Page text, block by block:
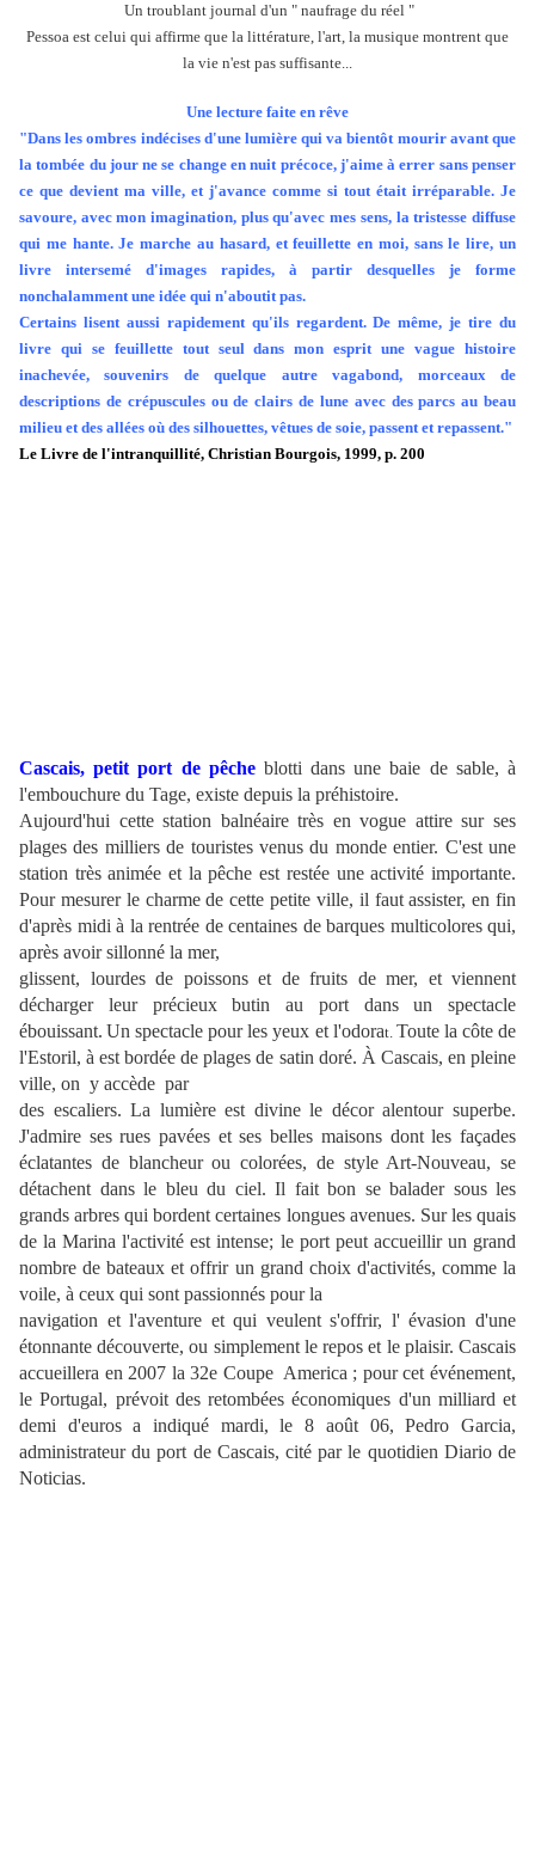
Un troublant journal d'un " naufrage du réel "
Pessoa est celui qui affirme que la littérature, l'art, la musique montrent que
la vie n'est pas suffisante...
Une lecture faite en rêve
"Dans les ombres indécises d'une lumière qui va bientôt mourir avant que
la tombée du jour ne se change en nuit précoce, j'aime à errer sans penser
ce que devient ma ville, et j'avance comme si tout était irréparable. Je
savoure, avec mon imagination, plus qu'avec mes sens, la tristesse diffuse
qui me hante. Je marche au hasard, et feuillette en moi, sans le lire, un
livre intersemé d'images rapides, à partir desquelles je forme
nonchalamment une idée qui n'aboutit pas.
Certains lisent aussi rapidement qu'ils regardent. De même, je tire du
livre qui se feuillette tout seul dans mon esprit une vague histoire
inachevée, souvenirs de quelque autre vagabond, morceaux de
descriptions de crépuscules ou de clairs de lune avec des parcs au beau
milieu et des allées où des silhouettes, vêtues de soie, passent et repassent."
Le Livre de l'intranquillité, Christian Bourgois, 1999, p. 200
Cascais, petit port de pêche blotti dans une baie de sable, à
l'embouchure du Tage, existe depuis la préhistoire.
Aujourd'hui cette station balnéaire très en vogue attire sur ses
plages des milliers de touristes venus du monde entier. C'est une
station très animée et la pêche est restée une activité importante.
Pour mesurer le charme de cette petite ville, il faut assister, en fin
d'après midi à la rentrée de centaines de barques multicolores qui,
après avoir sillonné la mer,
glissent, lourdes de poissons et de fruits de mer, et viennent
décharger leur précieux butin au port dans un spectacle
ébouissant. Un spectacle pour les yeux et l'odorat. Toute la côte de
l'Estoril, à est bordée de plages de satin doré. À Cascais, en pleine
ville, on y accède par
des escaliers. La lumière est divine le décor alentour superbe.
J'admire ses rues pavées et ses belles maisons dont les façades
éclatantes de blancheur ou colorées, de style Art-Nouveau, se
détachent dans le bleu du ciel. Il fait bon se balader sous les
grands arbres qui bordent certaines longues avenues. Sur les quais
de la Marina l'activité est intense; le port peut accueillir un grand
nombre de bateaux et offrir un grand choix d'activités, comme la
voile, à ceux qui sont passionnés pour la
navigation et l'aventure et qui veulent s'offrir, l' évasion d'une
étonnante découverte, ou simplement le repos et le plaisir. Cascais
accueillera en 2007 la 32e Coupe America ; pour cet événement,
le Portugal, prévoit des retombées économiques d'un milliard et
demi d'euros a indiqué mardi, le 8 août 06, Pedro Garcia,
administrateur du port de Cascais, cité par le quotidien Diario de
Noticias.